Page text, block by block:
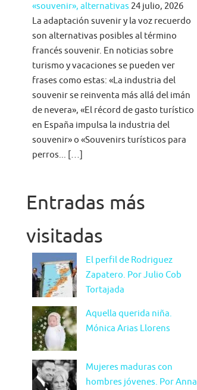
«souvenir», alternativas 24 julio, 2026
La adaptación suvenir y la voz recuerdo
son alternativas posibles al término
francés souvenir. En noticias sobre
turismo y vacaciones se pueden ver
frases como estas: «La industria del
souvenir se reinventa más allá del imán
de nevera», «El récord de gasto turístico
en España impulsa la industria del
souvenir» o «Souvenirs turísticos para
perros... […]
Entradas más
visitadas
El perfil de Rodriguez
Zapatero. Por Julio Cob
Tortajada
Aquella querida niña.
Mónica Arias Llorens
Mujeres maduras con
hombres jóvenes. Por Anna